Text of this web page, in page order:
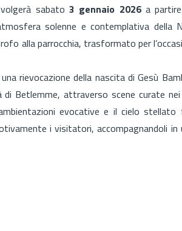
sabato 3 gennaio 2026a partire
solenne e contemplativa della
alla parrocchia, trasformato per
rievocazione della nascita di Gesù
Betlemme, attraverso scene curate
evocative e il cielo stellato
i visitatori, accompagnandoli